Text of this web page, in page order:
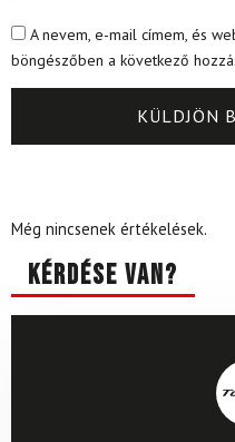
A nevem, e-mail címem, és
böngészőben a következő
Még nincsenek értékelések.
Kérdése van?